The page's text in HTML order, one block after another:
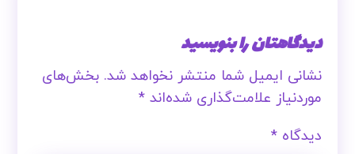
دیدگاهتان را بنویسید
نشانی ایمیل شما منتشر نخواهد شد. بخش‌های
موردنیاز علامت‌گذاری شده‌اند*
دیدگاه*